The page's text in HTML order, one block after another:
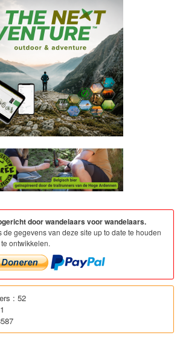
door wandelaars voor wandelaars.
de gegevens van deze site up to date te houden
ontwikkelen.
: 52